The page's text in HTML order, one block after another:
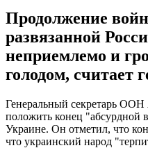
Продолжение
развязанной
неприемлемо и
голодом, считает
Генеральный секретарь
положить конец "абсурдной
Украине. Он отметил, что
что украинский народ